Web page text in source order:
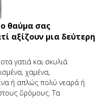
θαύμα σας
αξίζουν μια δεύτερη
γατιά και σκυλιά
χαμένα,
ή απλώς πολύ νεαρά ή
δρόμους. Τα